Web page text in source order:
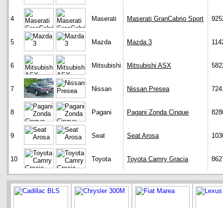
4 Maserati Maserati GranCabrio Sport
5 Mazda Mazda 3
6 Mitsubishi Mitsubishi ASX
7 Nissan Nissan Presea
8 Pagani Pagani Zonda Cinque
9 Seat Seat Arosa
10 Toyota Toyota Camry Gracia